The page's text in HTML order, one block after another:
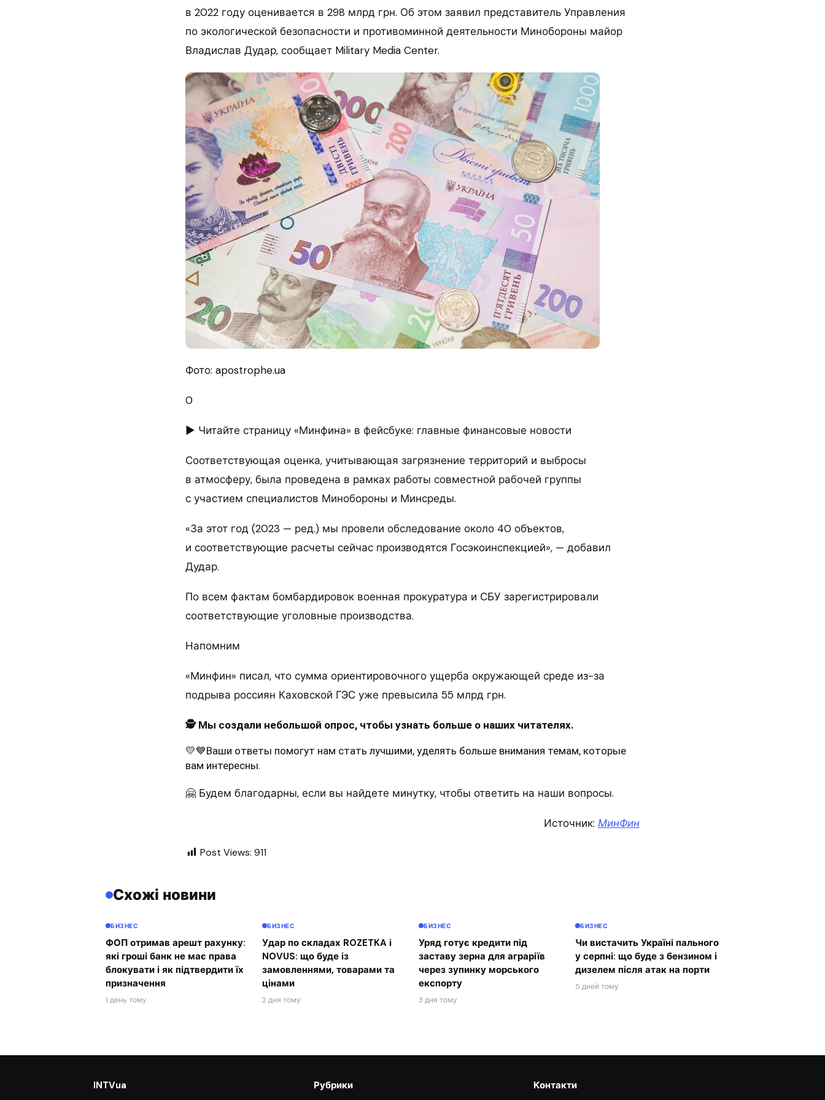
в 2022 году оценивается в 298 млрд грн. Об этом заявил представитель Управления
по экологической безопасности и противоминной деятельности Минобороны майор
Владислав Дудар, сообщает Military Media Center.
Фото: apostrophe.ua
0
► Читайте страницу «Минфина» в фейсбуке: главные финансовые новости
Соответствующая оценка, учитывающая загрязнение территорий и выбросы
в атмосферу, была проведена в рамках работы совместной рабочей группы
с участием специалистов Минобороны и Минсреды.
«За этот год (2023 — ред.) мы провели обследование около 40 объектов,
и соответствующие расчеты сейчас производятся Госэкоинспекцией», — добавил
Дудар.
По всем фактам бомбардировок военная прокуратура и СБУ зарегистрировали
соответствующие уголовные производства.
Напомним
«Минфин» писал, что сумма ориентировочного ущерба окружающей среде из-за
подрыва россиян Каховской ГЭС уже превысила 55 млрд грн.
🕵️ Мы создали небольшой опрос, чтобы узнать больше о наших читателях.
💛💙Ваши ответы помогут нам стать лучшими, уделять больше внимания темам, которые
вам интересны.
🤗 Будем благодарны, если вы найдете минутку, чтобы ответить на наши вопросы.
Источник: МинФин
Post Views: 911
Схожі новини
БИЗНЕС
ФОП отримав арешт рахунку:
які гроші банк не має права
блокувати і як підтвердити їх
призначення
1 день тому
БИЗНЕС
Удар по складах ROZETKA і
NOVUS: що буде із
замовленнями, товарами та
цінами
2 дня тому
БИЗНЕС
Уряд готує кредити під
заставу зерна для аграріїв
через зупинку морського
експорту
3 дня тому
БИЗНЕС
Чи вистачить Україні пального
у серпні: що буде з бензином і
дизелем після атак на порти
5 дней тому
INTVua Рубрики Контакти